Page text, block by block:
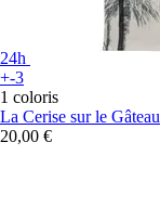
24h
+-3
1 coloris
La Cerise sur le Gâteau
20,00 €